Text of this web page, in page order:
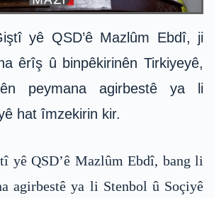
yê QSD’ê Mazlûm Ebdî, ji
êrîş û binpêkirinên Tirkiyeyê,
peymana agirbestê ya li
hat îmzekirin kir.
yê QSD’ê Mazlûm Ebdî, bang li
agirbestê ya li Stenbol û Soçiyê